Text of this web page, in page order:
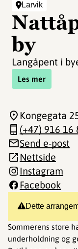
Larvik
by
Langåpent i
Les mer
Dette
Sommerens store
underholdning og
Kongegata
(+47) 916 16
Send e-post
Nettside
Instagram
Facebook